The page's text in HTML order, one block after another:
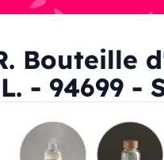
Bouteille
- 94699 -